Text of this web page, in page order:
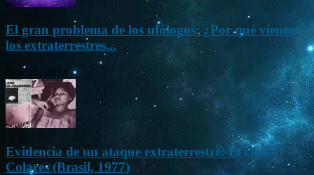
El gran problema de los ufólogos: ¿Por qué vienen
los extraterrestres...
Nov 26, 2012
Evidencia de un ataque extraterrestre: El caso
Colares (Brasil, 1977)